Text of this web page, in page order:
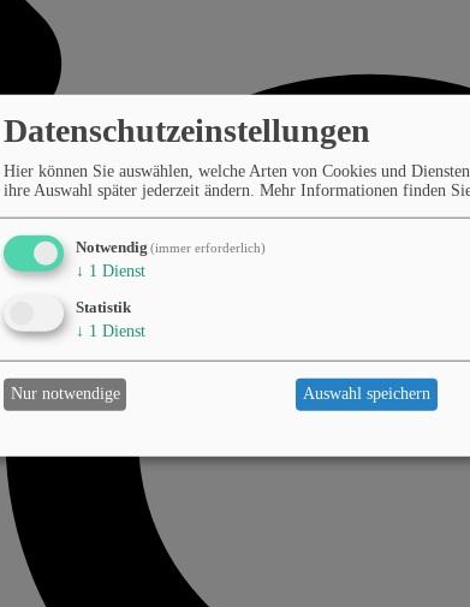
Datenschutzeinstellungen
Hier können Sie auswählen, welche Arten von Cookies und
ihre Auswahl später jederzeit ändern. Mehr Informationen finden
Notwendig (immer erforderlich)
↓ 1 Dienst
Statistik
↓ 1 Dienst
Nur notwendige Auswahl speichern